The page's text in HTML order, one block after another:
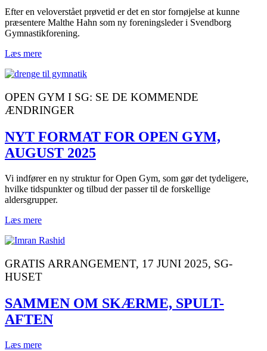
Efter en veloverstået prøvetid er det en stor fornøjelse at kunne
præsentere Malthe Hahn som ny foreningsleder i Svendborg
Gymnastikforening.
Læs mere
OPEN GYM I SG: SE DE KOMMENDE
ÆNDRINGER
NYT FORMAT FOR OPEN GYM,
AUGUST 2025
Vi indfører en ny struktur for Open Gym, som gør det tydeligere,
hvilke tidspunkter og tilbud der passer til de forskellige
aldersgrupper.
Læs mere
GRATIS ARRANGEMENT, 17 JUNI 2025, SG-
HUSET
SAMMEN OM SKÆRME, SPULT-
AFTEN
Læs mere